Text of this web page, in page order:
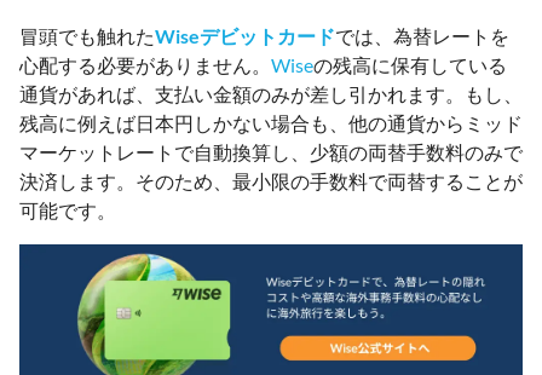
冒頭でも触れたWiseデビットカードでは、為替レートを
心配する必要がありません。 Wiseの残高に保有している
通貨があれば、支払い金額のみが差し引かれます。もし、
残高に例えば日本円しかない場合も、他の通貨からミッド
マーケットレートで自動換算し、少額の両替手数料のみで
決済します。そのため、最小限の手数料で両替することが
可能です。